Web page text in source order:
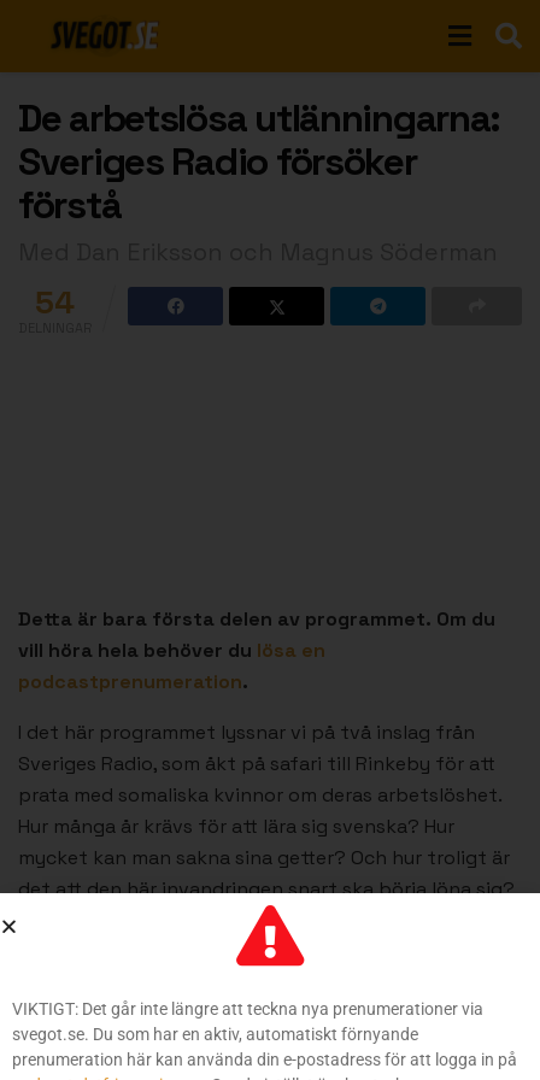
De arbetslösa utlänningarna:
Sveriges Radio försöker
förstå
54
Detta är bara första delen av programmet. Om du
vill höra hela behöver du lösa en
podcastprenumeration.
I det här programmet lyssnar vi på två inslag från
Sveriges Radio, som åkt på safari till Rinkeby för att
prata med somaliska kvinnor om deras arbetslöshet.
Hur många år krävs för att lära sig svenska? Hur
mycket kan man sakna sina getter? Och hur troligt är
det att den här invandringen snart ska börja löna sig?
Föregående inlägg
När tankarna aldrig tystnar
VIKTIGT: Det går inte längre att teckna nya prenumerationer via
svegot.se. Du som har en aktiv, automatiskt förnyande
prenumeration här kan använda din e-postadress för att logga in på